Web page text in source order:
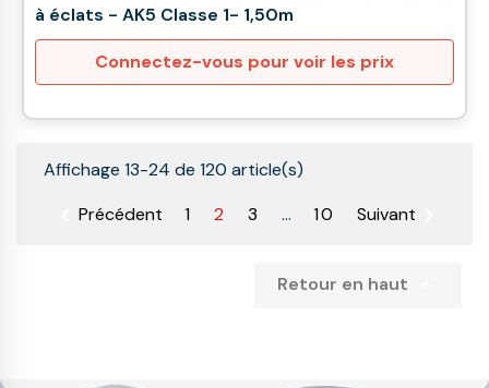
à éclats - AK5 Classe 1- 1,50m
Connectez-vous pour voir les prix
Affichage 13-24 de 120 article(s)
Précédent 1 2 3 … 10 Suivant
Retour en haut